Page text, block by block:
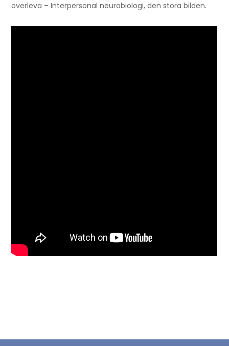
överleva – Interpersonal neurobiologi, den stora bilden.